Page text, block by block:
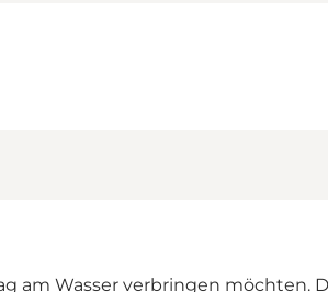
am Wasser verbringen möchten.